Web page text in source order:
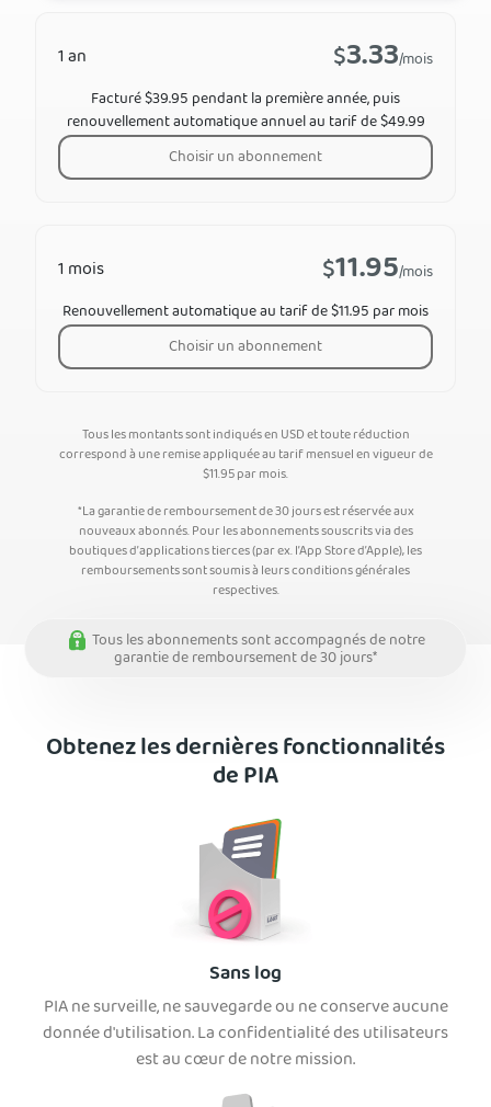
1 mois $11.95/mois
Renouvellement automatique au tarif de $11.95 par mois
Choisir un abonnement
1 an $3.33/mois
Facturé $39.95 pendant la première année, puis
renouvellement automatique annuel au tarif de $49.99
Choisir un abonnement
Tous les montants sont indiqués en USD et toute réduction
correspond à une remise appliquée au tarif mensuel en vigueur de
$11.95par mois.
*La garantie de remboursement de 30 jours est réservée aux
nouveaux abonnés. Pour les abonnements souscrits via des
boutiques d’applications tierces (par ex. l’App Store d’Apple), les
remboursements sont soumis à leurs conditions générales
respectives.
Tous les abonnements sont accompagnés de notre
garantie de remboursement de 30 jours*
Obtenez les dernières fonctionnalités
de PIA
Sans log
PIA ne surveille, ne sauvegarde ou ne conserve aucune
donnée d'utilisation. La confidentialité des utilisateurs
est au cœur de notre mission.